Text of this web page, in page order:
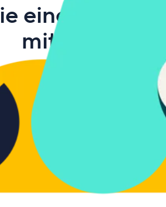
eine bessere
mit Wrike
leistungsfähigere
Zeitalter der digitalen Arbeit
und zu skalieren.
Kostenlose Infografik